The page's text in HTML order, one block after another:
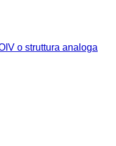
o struttura analoga